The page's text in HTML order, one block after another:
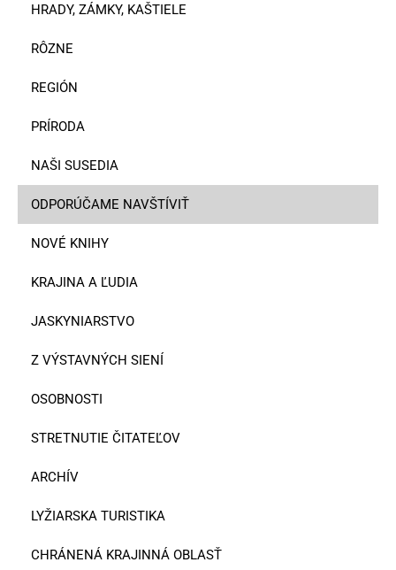
HRADY, ZÁMKY, KAŠTIELE
RÔZNE
REGIÓN
PRÍRODA
NAŠI SUSEDIA
ODPORÚČAME NAVŠTÍVIŤ
NOVÉ KNIHY
KRAJINA A ĽUDIA
JASKYNIARSTVO
Z VÝSTAVNÝCH SIENÍ
OSOBNOSTI
STRETNUTIE ČITATEĽOV
ARCHÍV
LYŽIARSKA TURISTIKA
CHRÁNENÁ KRAJINNÁ OBLASŤ